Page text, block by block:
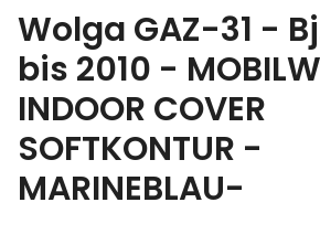
Wolga GAZ-31 -
bis 2010 -
INDOOR COVER
SOFTKONTUR -
MARINEBLAU-